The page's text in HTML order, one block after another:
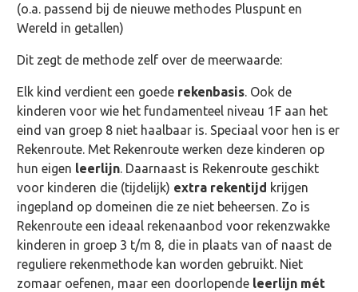
(o.a. passend bij de nieuwe methodes Pluspunt en
Wereld in getallen)
Dit zegt de methode zelf over de meerwaarde:
Elk kind verdient een goede rekenbasis. Ook de
kinderen voor wie het fundamenteel niveau 1F aan het
eind van groep 8 niet haalbaar is. Speciaal voor hen is er
Rekenroute. Met Rekenroute werken deze kinderen op
hun eigen leerlijn. Daarnaast is Rekenroute geschikt
voor kinderen die (tijdelijk) extra rekentijd krijgen
ingepland op domeinen die ze niet beheersen. Zo is
Rekenroute een ideaal rekenaanbod voor rekenzwakke
kinderen in groep 3 t/m 8, die in plaats van of naast de
reguliere rekenmethode kan worden gebruikt. Niet
zomaar oefenen, maar een doorlopende leerlijn mét